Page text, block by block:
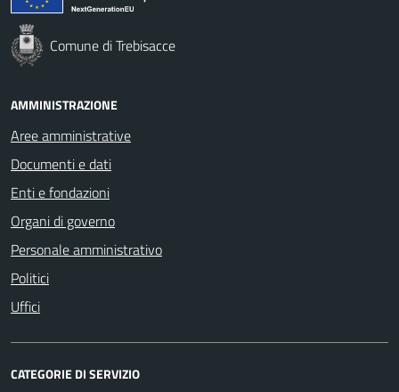
Comune di Trebisacce
AMMINISTRAZIONE
Aree amministrative
Documenti e dati
Enti e fondazioni
Organi di governo
Personale amministrativo
Politici
Uffici
CATEGORIE DI SERVIZIO